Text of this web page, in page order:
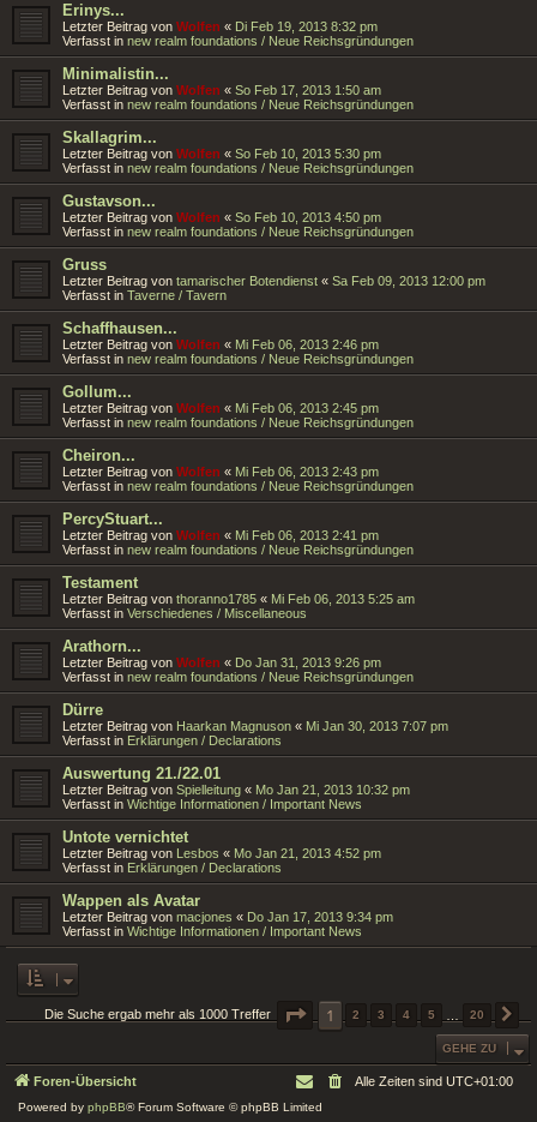
Erinys...
Letzter Beitrag von Wolfen « Di Feb 19, 2013 8:32 pm
Verfasst in new realm foundations / Neue Reichsgründungen
Minimalistin...
Letzter Beitrag von Wolfen « So Feb 17, 2013 1:50 am
Verfasst in new realm foundations / Neue Reichsgründungen
Skallagrim...
Letzter Beitrag von Wolfen « So Feb 10, 2013 5:30 pm
Verfasst in new realm foundations / Neue Reichsgründungen
Gustavson...
Letzter Beitrag von Wolfen « So Feb 10, 2013 4:50 pm
Verfasst in new realm foundations / Neue Reichsgründungen
Gruss
Letzter Beitrag von tamarischer Botendienst « Sa Feb 09, 2013 12:00 pm
Verfasst in Taverne / Tavern
Schaffhausen...
Letzter Beitrag von Wolfen « Mi Feb 06, 2013 2:46 pm
Verfasst in new realm foundations / Neue Reichsgründungen
Gollum...
Letzter Beitrag von Wolfen « Mi Feb 06, 2013 2:45 pm
Verfasst in new realm foundations / Neue Reichsgründungen
Cheiron...
Letzter Beitrag von Wolfen « Mi Feb 06, 2013 2:43 pm
Verfasst in new realm foundations / Neue Reichsgründungen
PercyStuart...
Letzter Beitrag von Wolfen « Mi Feb 06, 2013 2:41 pm
Verfasst in new realm foundations / Neue Reichsgründungen
Testament
Letzter Beitrag von thoranno1785 « Mi Feb 06, 2013 5:25 am
Verfasst in Verschiedenes / Miscellaneous
Arathorn...
Letzter Beitrag von Wolfen « Do Jan 31, 2013 9:26 pm
Verfasst in new realm foundations / Neue Reichsgründungen
Dürre
Letzter Beitrag von Haarkan Magnuson « Mi Jan 30, 2013 7:07 pm
Verfasst in Erklärungen / Declarations
Auswertung 21./22.01
Letzter Beitrag von Spielleitung « Mo Jan 21, 2013 10:32 pm
Verfasst in Wichtige Informationen / Important News
Untote vernichtet
Letzter Beitrag von Lesbos « Mo Jan 21, 2013 4:52 pm
Verfasst in Erklärungen / Declarations
Wappen als Avatar
Letzter Beitrag von macjones « Do Jan 17, 2013 9:34 pm
Verfasst in Wichtige Informationen / Important News
Die Suche ergab mehr als 1000 Treffer SEITE 1VON
1 2 3 4 5 20
GEHE ZU
Foren-Übersicht Alle Zeiten sind UTC+01:00
Powered by phpBB® Forum Software © phpBB Limited